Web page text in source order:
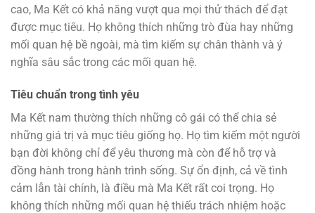
cao, Ma Kết có khả năng vượt qua mọi thử thách để đạt
được mục tiêu. Họ không thích những trò đùa hay những
mối quan hệ bề ngoài, mà tìm kiếm sự chân thành và ý
nghĩa sâu sắc trong các mối quan hệ.
Tiêu chuẩn trong tình yêu
Ma Kết nam thường thích những cô gái có thể chia sẻ
những giá trị và mục tiêu giống họ. Họ tìm kiếm một người
bạn đời không chỉ để yêu thương mà còn để hỗ trợ và
đồng hành trong hành trình sống. Sự ổn định, cả về tình
cảm lẫn tài chính, là điều mà Ma Kết rất coi trọng. Họ
không thích những mối quan hệ thiếu trách nhiệm hoặc